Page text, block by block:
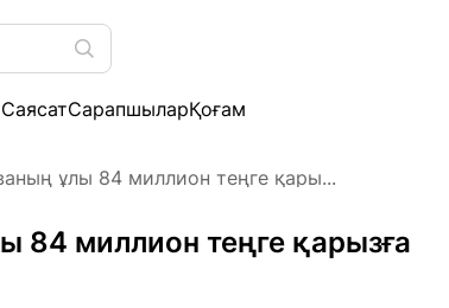
СаясатСарапшыларҚоғам
ұлы 84 миллион теңге қары...
84 миллион теңге қарызға